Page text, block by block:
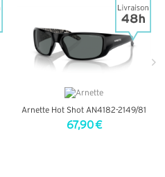
Arnette Hot Shot AN4182-2149/81
67,90 €